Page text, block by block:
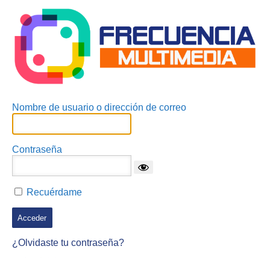
Nombre de usuario o dirección de correo
Contraseña
Recuérdame
¿Olvidaste tu contraseña?